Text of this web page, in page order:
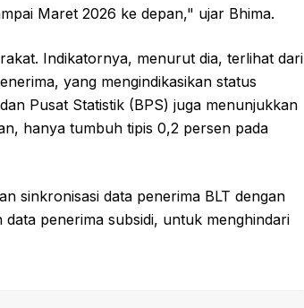
Maret 2026 ke depan," ujar Bhima.
Indikatornya, menurut dia, terlihat dari
yang mengindikasikan status
Pusat Statistik (BPS) juga menunjukkan
hanya tumbuh tipis 0,2 persen pada
sinkronisasi data penerima BLT dengan
penerima subsidi, untuk menghindari